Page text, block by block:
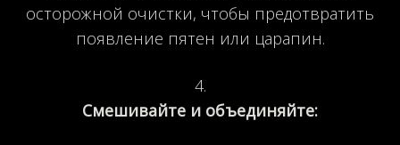
осторожной очистки, чтобы предотвратить
появление пятен или царапин.
Смешивайте и объединяйте: